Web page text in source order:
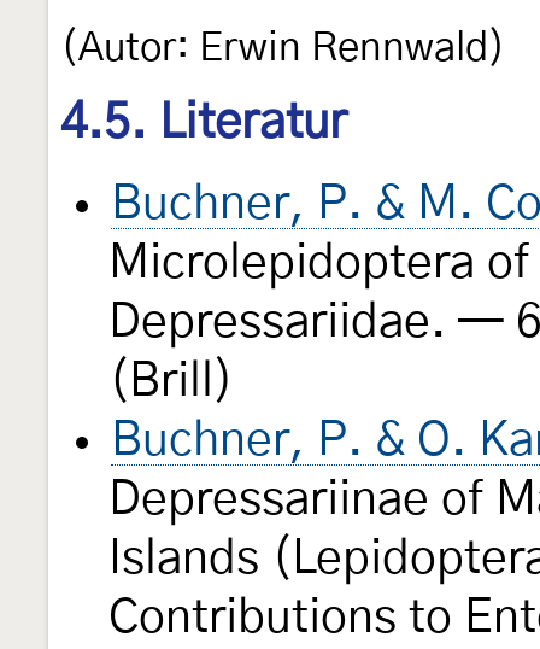
(Autor: Erwin Rennwald)
4.5. Literatur
Buchner, P. & M.
Microlepidoptera
Depressariidae. —
(Brill)
Buchner, P. & O.
Depressariinae of
Islands
Contributions to